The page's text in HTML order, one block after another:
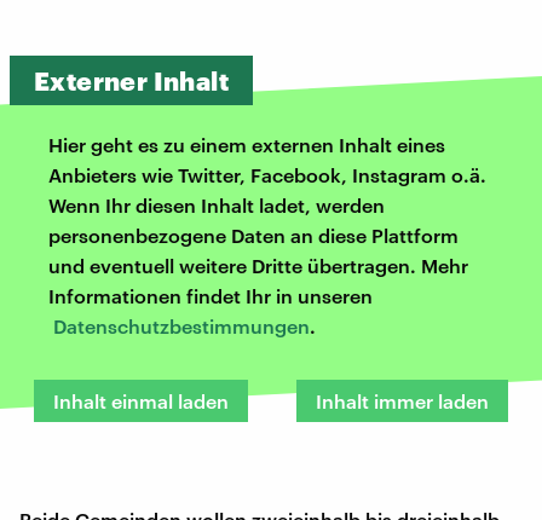
Externer Inhalt
Hier geht es zu einem externen Inhalt eines
Anbieters wie Twitter, Facebook, Instagram o.ä.
Wenn Ihr diesen Inhalt ladet, werden
personenbezogene Daten an diese Plattform
und eventuell weitere Dritte übertragen. Mehr
Informationen findet Ihr in unseren
Datenschutzbestimmungen.
Inhalt einmal laden Inhalt immer laden